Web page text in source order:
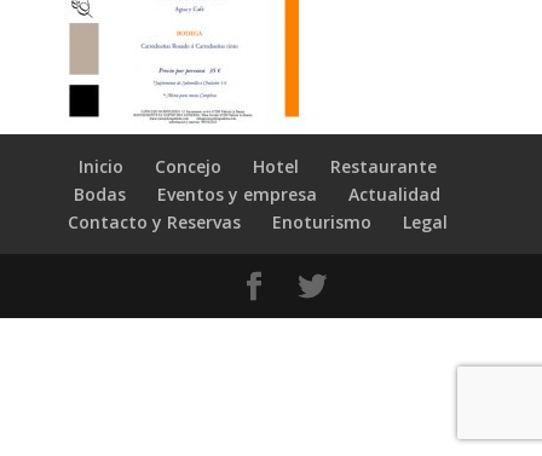
Inicio Concejo Hotel
Restaurante
Bodas
Eventos y empresa
Actualidad
Contacto y Reservas
Enoturismo Legal